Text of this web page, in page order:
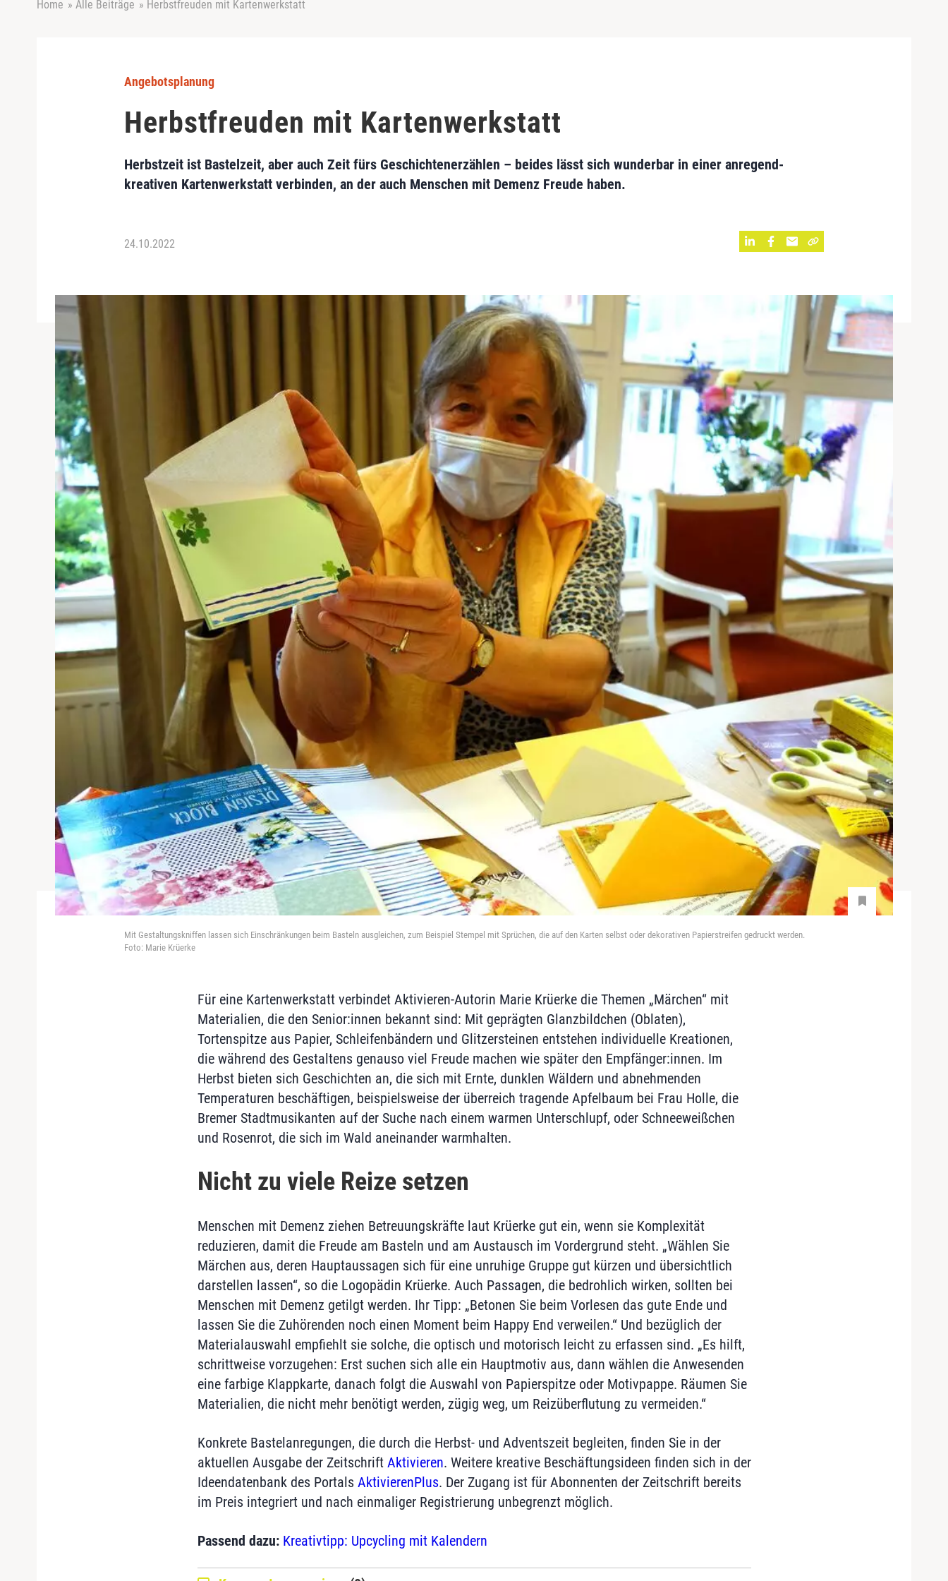
Home » Alle Beiträge » Herbstfreuden mit Kartenwerkstatt
Angebotsplanung
Herbstfreuden mit Kartenwerkstatt
Herbstzeit ist Bastelzeit, aber auch Zeit fürs Geschichtenerzählen – beides lässt sich wunderbar in einer anregend-
kreativen Kartenwerkstatt verbinden, an der auch Menschen mit Demenz Freude haben.
24.10.2022
Mit Gestaltungskniffen lassen sich Einschränkungen beim Basteln ausgleichen, zum Beispiel Stempel mit Sprüchen, die auf den Karten selbst oder dekorativen Papierstreifen gedruckt werden.
Foto: Marie Krüerke
Für eine Kartenwerkstatt verbindet Aktivieren-Autorin Marie Krüerke die Themen „Märchen“ mit
Materialien, die den Senior:innen bekannt sind: Mit geprägten Glanzbildchen (Oblaten),
Tortenspitze aus Papier, Schleifenbändern und Glitzersteinen entstehen individuelle Kreationen,
die während des Gestaltens genauso viel Freude machen wie später den Empfänger:innen. Im
Herbst bieten sich Geschichten an, die sich mit Ernte, dunklen Wäldern und abnehmenden
Temperaturen beschäftigen, beispielsweise der überreich tragende Apfelbaum bei Frau Holle, die
Bremer Stadtmusikanten auf der Suche nach einem warmen Unterschlupf, oder Schneeweißchen
und Rosenrot, die sich im Wald aneinander warmhalten.
Nicht zu viele Reize setzen
Menschen mit Demenz ziehen Betreuungskräfte laut Krüerke gut ein, wenn sie Komplexität
reduzieren, damit die Freude am Basteln und am Austausch im Vordergrund steht. „Wählen Sie
Märchen aus, deren Hauptaussagen sich für eine unruhige Gruppe gut kürzen und übersichtlich
darstellen lassen“, so die Logopädin Krüerke. Auch Passagen, die bedrohlich wirken, sollten bei
Menschen mit Demenz getilgt werden. Ihr Tipp: „Betonen Sie beim Vorlesen das gute Ende und
lassen Sie die Zuhörenden noch einen Moment beim Happy End verweilen.“ Und bezüglich der
Materialauswahl empfiehlt sie solche, die optisch und motorisch leicht zu erfassen sind. „Es hilft,
schrittweise vorzugehen: Erst suchen sich alle ein Hauptmotiv aus, dann wählen die Anwesenden
eine farbige Klappkarte, danach folgt die Auswahl von Papierspitze oder Motivpappe. Räumen Sie
Materialien, die nicht mehr benötigt werden, zügig weg, um Reizüberflutung zu vermeiden.“
Konkrete Bastelanregungen, die durch die Herbst- und Adventszeit begleiten, finden Sie in der
aktuellen Ausgabe der Zeitschrift Aktivieren. Weitere kreative Beschäftungsideen finden sich in der
Ideendatenbank des Portals AktivierenPlus. Der Zugang ist für Abonnenten der Zeitschrift bereits
im Preis integriert und nach einmaliger Registrierung unbegrenzt möglich.
Passend dazu: Kreativtipp: Upcycling mit Kalendern